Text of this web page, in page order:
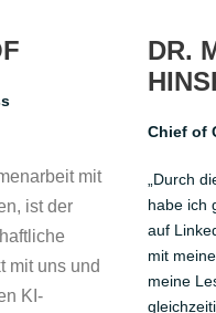
mit
ist der
mit uns und
KI-
DR.
Chief of
„Durch
habe ich
auf
mit
meine